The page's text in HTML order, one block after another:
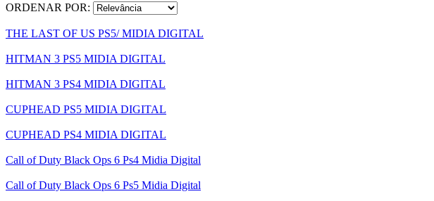
ORDENAR POR:
THE LAST OF US PS5/ MIDIA DIGITAL
HITMAN 3 PS5 MIDIA DIGITAL
HITMAN 3 PS4 MIDIA DIGITAL
CUPHEAD PS5 MIDIA DIGITAL
CUPHEAD PS4 MIDIA DIGITAL
Call of Duty Black Ops 6 Ps4 Midia Digital
Call of Duty Black Ops 6 Ps5 Midia Digital